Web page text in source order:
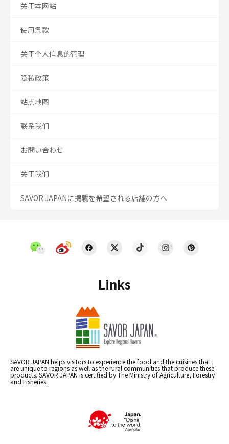
Links
SAVOR JAPAN helps visitors to experience the food and the cuisines that
are unique to regions as well as the rural communities that produce these
products. SAVOR JAPAN is certified by The Ministry of Agriculture, Forestry
and Fisheries.
关于本网站
使用条款
关于个人信息的管理
隐私政策
站点地图
联系我们
お問い合わせ
关于我们
SAVOR JAPANに掲載を希望される店舗の方へ